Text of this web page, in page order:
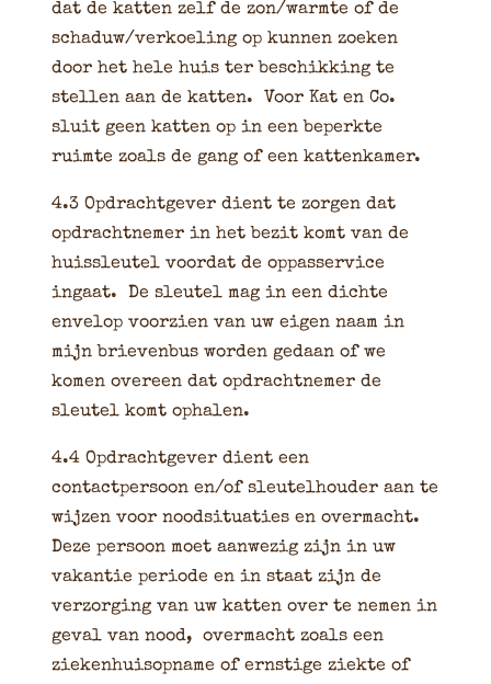
dat de katten zelf de zon/warmte of de
schaduw/verkoeling op kunnen zoeken
door het hele huis ter beschikking te
stellen aan de katten. Voor Kat en Co.
sluit geen katten op in een beperkte
ruimte zoals de gang of een kattenkamer.
4.3 Opdrachtgever dient te zorgen dat
opdrachtnemer in het bezit komt van de
huissleutel voordat de oppasservice
ingaat. De sleutel mag in een dichte
envelop voorzien van uw eigen naam in
mijn brievenbus worden gedaan of we
komen overeen dat opdrachtnemer de
sleutel komt ophalen.
4.4 Opdrachtgever dient een
contactpersoon en/of sleutelhouder aan te
wijzen voor noodsituaties en overmacht.
Deze persoon moet aanwezig zijn in uw
vakantie periode en in staat zijn de
verzorging van uw katten over te nemen in
geval van nood,
overmacht zoals een
ziekenhuisopname of ernstige ziekte of